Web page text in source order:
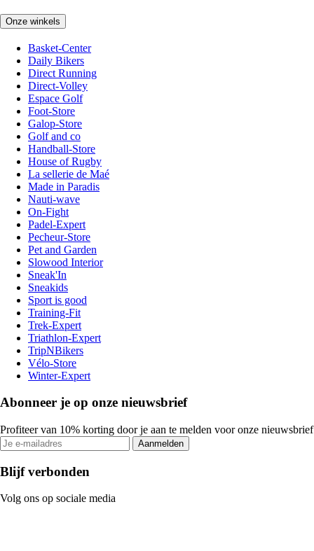
Onze winkels
Basket-Center
Daily Bikers
Direct Running
Direct-Volley
Espace Golf
Foot-Store
Galop-Store
Golf and co
Handball-Store
House of Rugby
La sellerie de Maé
Made in Paradis
Nauti-wave
On-Fight
Padel-Expert
Pecheur-Store
Pet and Garden
Slowood Interior
Sneak'In
Sneakids
Sport is good
Training-Fit
Trek-Expert
Triathlon-Expert
TripNBikers
Vélo-Store
Winter-Expert
Abonneer je op onze nieuwsbrief
Profiteer van 10% korting door je aan te melden voor onze nieuwsbrief
Aanmelden
Blijf verbonden
Volg ons op sociale media